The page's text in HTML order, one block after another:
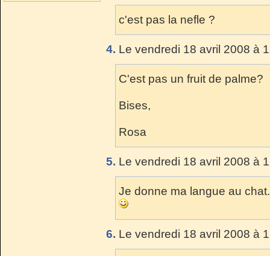
c'est pas la nefle ?
4. Le vendredi 18 avril 2008 à
C'est pas un fruit de palme?
Bises,
Rosa
5. Le vendredi 18 avril 2008 à
Je donne ma langue au
6. Le vendredi 18 avril 2008 à